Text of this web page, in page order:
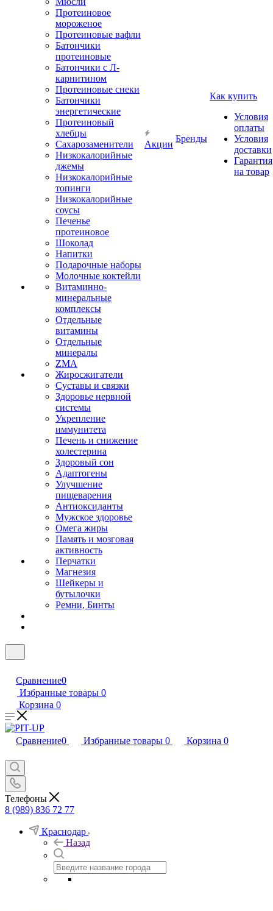
Протеиновое
мороженое
Протеиновые вафли
Батончики
протеиновые
Батончики с Л-
карнитином
Протеиновые снеки
Батончики
энергетические
Протеиновый
хлебцы
Сахарозаменители
Низкокалорийные
джемы
Низкокалорийные
топинги
Низкокалорийные
соусы
Печенье
протеиновое
Шоколад
Напитки
Подарочные наборы
Молочные коктейли
Витаминно-
минеральные
комплексы
Отдельные
витамины
Отдельные
минералы
ZMA
Жиросжигатели
Суставы и связки
Здоровье нервной
системы
Укрепление
иммунитета
Печень и снижение
холестерина
Здоровый сон
Адаптогены
Улучшение
пищеварения
Антиоксиданты
Мужское здоровье
Омега жиры
Память и мозговая
активность
Перчатки
Магнезия
Шейкеры и
бутылочки
Ремни, Бинты
Акции
Бренды
Как купить
Условия
оплаты
Условия
доставки
Гарантия
на товар
Сравнение0
Избранные товары 0
Корзина 0
Сравнение0 Избранные товары 0 Корзина 0
Телефоны
8 (989) 836 72 77
Краснодар
Назад